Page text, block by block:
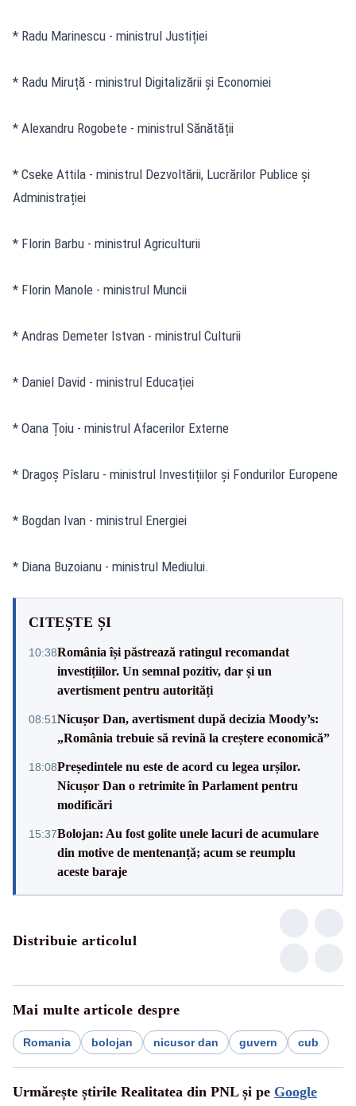
* Radu Marinescu - ministrul Justiției
* Radu Miruță - ministrul Digitalizării și Economiei
* Alexandru Rogobete - ministrul Sănătății
* Cseke Attila - ministrul Dezvoltării, Lucrărilor Publice și
Administrației
* Florin Barbu - ministrul Agriculturii
* Florin Manole - ministrul Muncii
* Andras Demeter Istvan - ministrul Culturii
* Daniel David - ministrul Educației
* Oana Țoiu - ministrul Afacerilor Externe
* Dragoș Pîslaru - ministrul Investițiilor și Fondurilor Europene
* Bogdan Ivan - ministrul Energiei
* Diana Buzoianu - ministrul Mediului.
CITEȘTE ȘI
10:38România își păstrează ratingul recomandat
investițiilor. Un semnal pozitiv, dar și un
avertisment pentru autorități
08:51Nicușor Dan, avertisment după decizia Moody’s:
„România trebuie să revină la creștere economică”
18:08Președintele nu este de acord cu legea urșilor.
Nicușor Dan o retrimite în Parlament pentru
modificări
15:37Bolojan: Au fost golite unele lacuri de acumulare
din motive de mentenanță; acum se reumplu
aceste baraje
Distribuie articolul
Mai multe articole despre
Romania bolojan nicusor dan guvern cub
Urmărește știrile Realitatea din PNL și pe Google